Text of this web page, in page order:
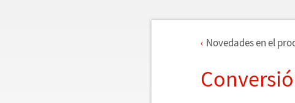
Novedades en el
Conversió